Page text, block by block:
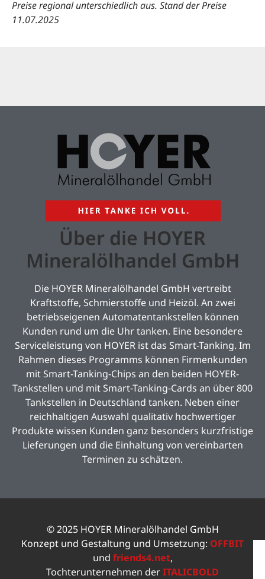
Preise regional unterschiedlich aus. Stand der Preise
11.07.2025
Über die HOYER
Mineralölhandel GmbH
Die HOYER Mineralölhandel GmbH vertreibt
Kraftstoffe, Schmierstoffe und Heizöl. An zwei
betriebseigenen Automatentankstellen können
Kunden rund um die Uhr tanken. Eine besondere
Serviceleistung von HOYER ist das Smart-Tanking. Im
Rahmen dieses Programms können Firmenkunden
mit Smart-Tanking-Chips an den beiden HOYER-
Tankstellen und mit Smart-Tanking-Cards an über 800
Tankstellen in Deutschland tanken. Neben einer
reichhaltigen Auswahl qualitativ hochwertiger
Produkte wissen Kunden ganz besonders kurzfristige
Lieferungen und die Einhaltung von vereinbarten
Terminen zu schätzen.
© 2025 HOYER Mineralölhandel GmbH
Konzept und Gestaltung und Umsetzung: OFFBIT
und friends4.net,
Tochterunternehmen derITALICBOLD